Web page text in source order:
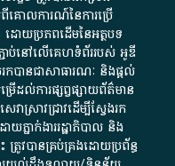
គោលការណ៍​នៃ​ការ​ប្រើ
ដោយ​ប្រភពដើម​នៃ​​អត្ថបទ
ជាប់​នៅ​លើ​គេហទំព័រ​របស់​ អូ​ឌី​
បានជា​សាធារណៈ​ និង​ផ្តល់​
ល់ការ​ផ្សព្វផ្សាយ​ព័ត៌មាន​
ស្រាវជ្រាវ​ដើម្បី​ស្វែងរក
នាក់ងារ​រដ្ឋាភិបាល​ និង
រូវ​បាន​គ្រប់គ្រង​ដោយ​ប្រព័ន្ធ​